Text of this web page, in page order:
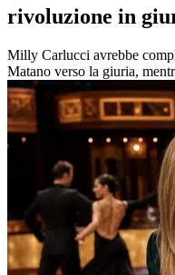
rivoluzione in
Milly Carlucci avrebbe
Matano verso la giuria,